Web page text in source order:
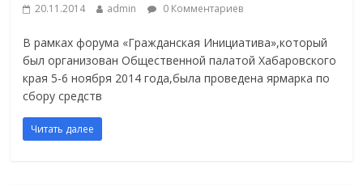
20.11.2014 admin 0 Комментариев
В рамках форума «Гражданская Инициатива»,который
был организован Общественной палатой Хабаровского
края 5-6 ноября 2014 года,была проведена ярмарка по
сбору средств
Читать далее